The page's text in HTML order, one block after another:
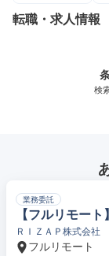
転職・求人情報
検
業務委託
【フルリモー
ＲＩＺＡＰ株式会社
フルリモート